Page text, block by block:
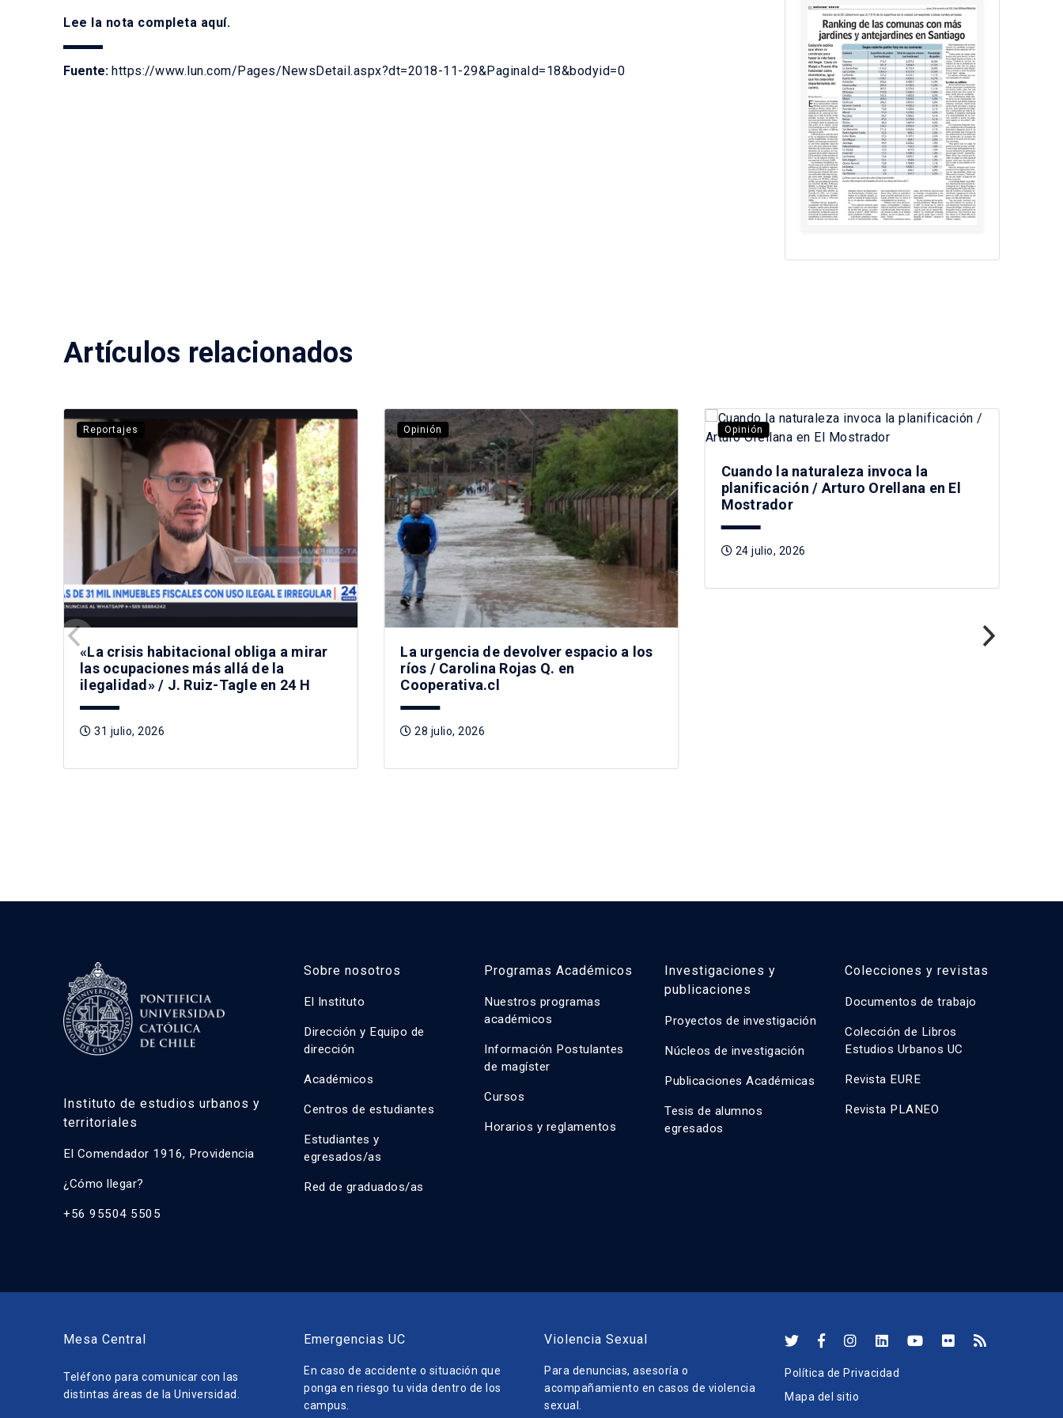
Lee la nota completa aquí.
Fuente: https://www.lun.com/Pages/NewsDetail.aspx?dt=2018-11-29&PaginaId=18&bodyid=0
Artículos relacionados
Reportajes
«La crisis habitacional obliga a mirar
las ocupaciones más allá de la
ilegalidad» / J. Ruiz-Tagle en 24 H
31 julio, 2026
Opinión
La urgencia de devolver espacio a los
ríos / Carolina Rojas Q. en
Cooperativa.cl
28 julio, 2026
Opinión
Cuando la naturaleza invoca la
planificación / Arturo Orellana en El
Mostrador
24 julio, 2026
Instituto de estudios urbanos y
territoriales
El Comendador 1916, Providencia
¿Cómo llegar?
+56 95504 5505
Sobre nosotros
El Instituto
Dirección y Equipo de
dirección
Académicos
Centros de estudiantes
Estudiantes y
egresados/as
Red de graduados/as
Programas Académicos
Nuestros programas
académicos
Información Postulantes
de magíster
Cursos
Horarios y reglamentos
Investigaciones y
publicaciones
Proyectos de investigación
Núcleos de investigación
Publicaciones Académicas
Tesis de alumnos
egresados
Colecciones y revistas
Documentos de trabajo
Colección de Libros
Estudios Urbanos UC
Revista EURE
Revista PLANEO
Mesa Central
Teléfono para comunicar con las
distintas áreas de la Universidad.
Emergencias UC
En caso de accidente o situación que
ponga en riesgo tu vida dentro de los
campus.
Violencia Sexual
Para denuncias, asesoría o
acompañamiento en casos de violencia
sexual.
Política de Privacidad
Mapa del sitio